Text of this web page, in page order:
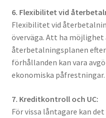
6. Flexibilitet vid
Flexibilitet vid
överväga. Att ha möjlighet
återbetalningsplanen
förhållanden kan vara
ekonomiska påfrestningar.
7. Kreditkontroll och UC:
För vissa låntagare kan